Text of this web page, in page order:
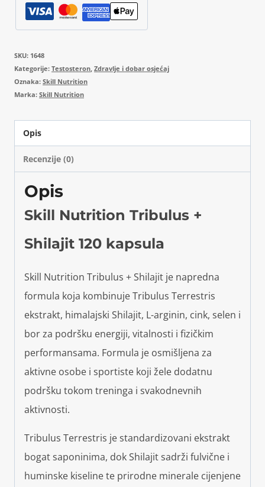
SKU: 1648
Kategorije: Testosteron, Zdravlje i dobar osjećaj
Oznaka: Skill Nutrition
Marka: Skill Nutrition
Opis
Recenzije (0)
Opis
Skill Nutrition Tribulus +
Shilajit 120 kapsula
Skill Nutrition Tribulus + Shilajit je napredna
formula koja kombinuje Tribulus Terrestris
ekstrakt, himalajski Shilajit, L-arginin, cink, selen i
bor za podršku energiji, vitalnosti i fizičkim
performansama. Formula je osmišljena za
aktivne osobe i sportiste koji žele dodatnu
podršku tokom treninga i svakodnevnih
aktivnosti.
Tribulus Terrestris je standardizovani ekstrakt
bogat saponinima, dok Shilajit sadrži fulvične i
huminske kiseline te prirodne minerale cijenjene